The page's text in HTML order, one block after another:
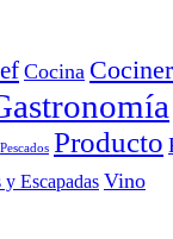
Cocina
Pescados Producto
y Escapadas Vino